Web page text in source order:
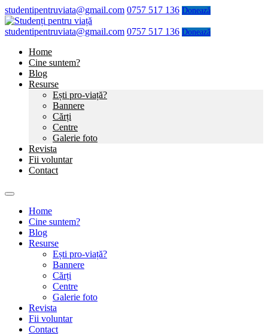
studentipentruviata@gmail.com 0757 517 136 Donează
studentipentruviata@gmail.com 0757 517 136 Donează
Home
Cine suntem?
Blog
Resurse
Ești pro-viață?
Bannere
Cărți
Centre
Galerie foto
Revista
Fii voluntar
Contact
Home
Cine suntem?
Blog
Resurse
Ești pro-viață?
Bannere
Cărți
Centre
Galerie foto
Revista
Fii voluntar
Contact